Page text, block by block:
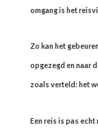
omgang is het
Zo kan het
opgezegd en naar
zoals verteld: het
Een reis is pas echt